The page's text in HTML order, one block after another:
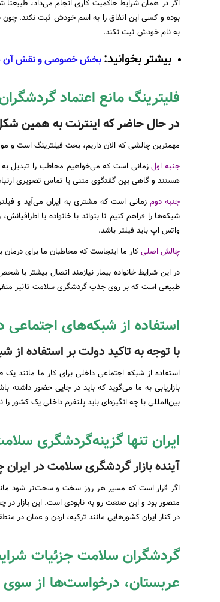
بوده و کسی این اتفاق را به اسم خودش ثبت نکند. چون
به نام خودش ثبت نکند.
بیشتر بخوانید: بخش خصوصی و نقش آن
فلیترینگ مانع اعتماد
در حال حاضر که اینترنت به همین شکل
مهمترین چالشی که الان داریم، بحث فیلترینگ است و
جنبه اولزمانی است که می‌خواهیم مخاطب را تبدیل به
هستند و گاهی بین گفتگوی متنی یا تماس تصویری
جنبه دوم زمانی است که مشتری به ایران می‌آید و
شبکه‌ها را فراهم کنیم تا بتواند با خانواده یا
واتس اپ باید فیلتر باشد.
چالش اصلیکار ما اینجاست که مخاطبان ما برای
در این شرایط خانواده بیمار نیازمند اتصال بیشتر
طبیعی است که بر روی جذب گردشگری سلامت تاثیر
استفاده از شبکه‌های
با توجه به تاکید دولت بر استفاده از
استفاده از شبکه اجتماعی داخلی برای کار ما مانند
بازاریابی به ما می‌گوید که باید در جایی حضور داشته
بین‌المللی با چه انگیزه‌ای باید پلتفرم داخلی یک کشور
ایران تنها گزینه‌گردشگری
آینده بازار گردشگری سلامت در
اگر قرار است که مسیر هر روز سخت و سخت‌تر شود
متصور بود و این صنعت رو به نابودی است. این بازار
در کنار ایران کشورهایی مانند ترکیه، اردن و عمان در
گردشگران سلامت جزئیات
عربستان، درخواست‌ها از